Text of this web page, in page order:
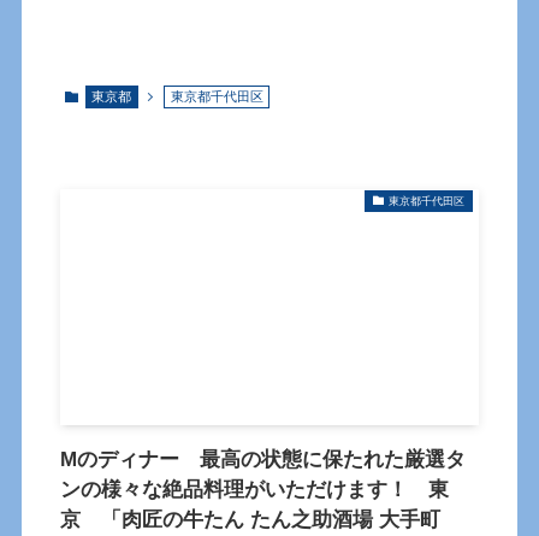
東京都 東京都千代田区
東京都千代田区
Mのディナー 最高の状態に保たれた厳選タ
ンの様々な絶品料理がいただけます！ 東
京 「肉匠の牛たん たん之助酒場 大手町